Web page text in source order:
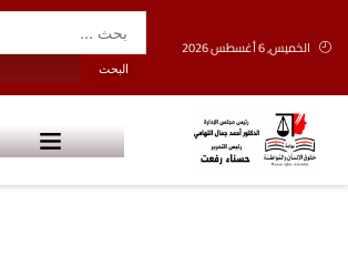
الخميس, 6 أغسطس 2026